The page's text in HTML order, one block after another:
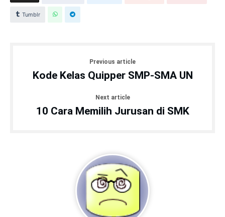
Tumblr
Previous article
Kode Kelas Quipper SMP-SMA UN
Next article
10 Cara Memilih Jurusan di SMK